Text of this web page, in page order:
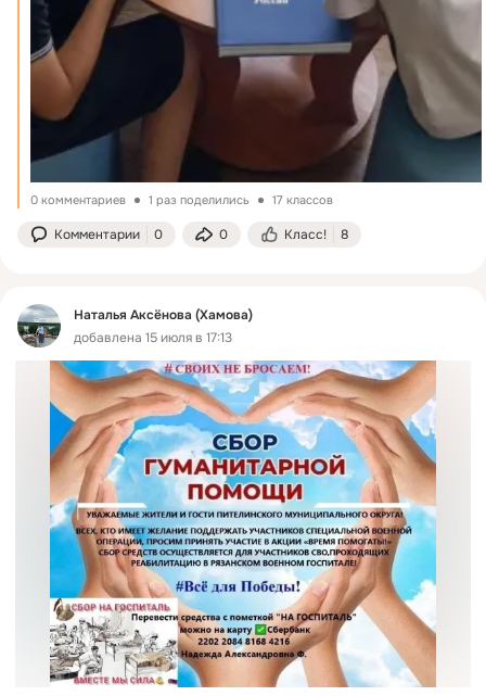
0 комментариев 1 раз поделились 17 классов
Комментарии 0 0 Класс! 8
Наталья Аксёнова (Хамова)
добавлена 15 июля в 17:13